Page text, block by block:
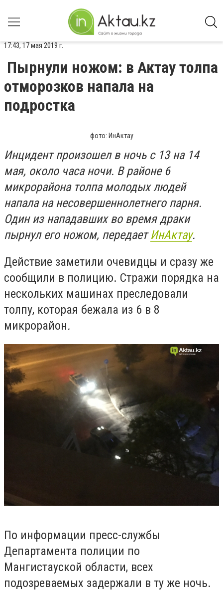
17:43, 17 мая 2019 г.
Пырнули ножом: в Актау толпа
отморозков напала на
подростка
фото: ИнАктау
Инцидент произошел в ночь с 13 на 14
мая, около часа ночи. В районе 6
микрорайона толпа молодых людей
напала на несовершеннолетнего парня.
Один из нападавших во время драки
пырнул его ножом, передаетИнАктау.
Действие заметили очевидцы и сразу же
сообщили в полицию. Стражи порядка на
нескольких машинах преследовали
толпу, которая бежала из 6 в 8
микрорайон.
По информации пресс-службы
Департамента полиции по
Мангистауской области, всех
подозреваемых задержали в ту же ночь.